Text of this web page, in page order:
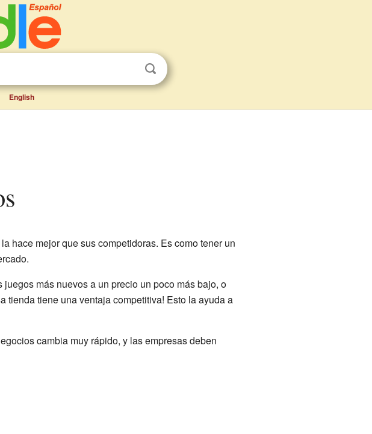
English
hace mejor que sus competidoras. Es como tener un
más nuevos a un precio un poco más bajo, o
tienda tiene una ventaja competitiva! Esto la ayuda a
cambia muy rápido, y las empresas deben